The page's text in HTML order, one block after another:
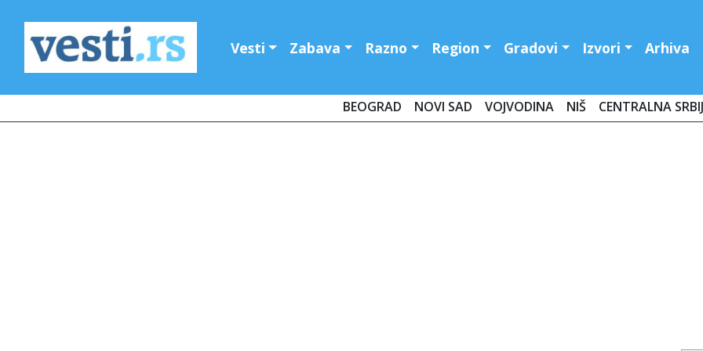
Vesti Zabava Razno Region Gradovi Izvori Arhiva
BEOGRAD NOVI SAD VOJVODINA NIŠ CENTRALNA